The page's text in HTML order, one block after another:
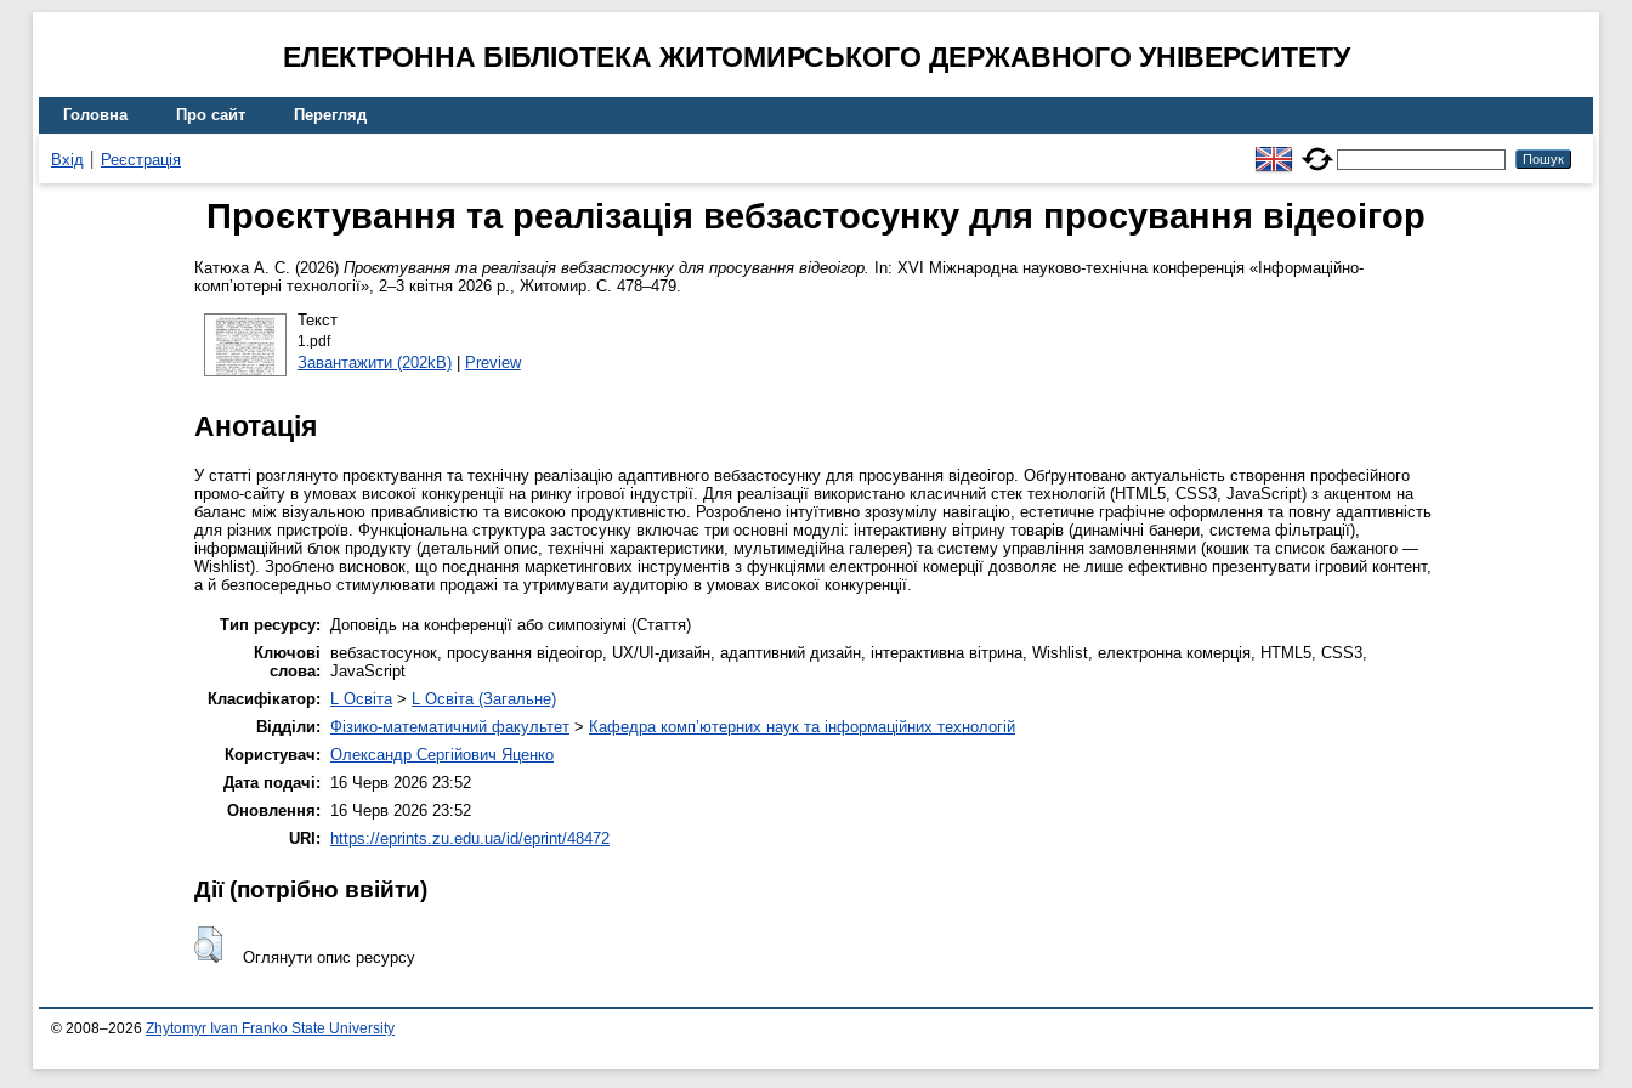
ЕЛЕКТРОННА БІБЛІОТЕКА ЖИТОМИРСЬКОГО ДЕРЖАВНОГО УНІВЕРСИТЕТУ
Головна Про сайт Перегляд
Вхід Реєстрація
Проєктування та реалізація вебзастосунку для просування відеоігор
Катюха А. С. (2026) Проєктування та реалізація вебзастосунку для просування відеоігор.
In: XVI Міжнародна науково-технічна конференція «Інформаційно-
комп’ютерні технології», 2–3 квітня 2026 р., Житомир. С. 478–479.
Текст
1.pdf
Завантажити (202kB)| Preview
Анотація
У статті розглянуто проєктування та технічну реалізацію адаптивного вебзастосунку для просування відеоігор. Обґрунтовано актуальність створення професійного
промо-сайту в умовах високої конкуренції на ринку ігрової індустрії. Для реалізації використано класичний стек технологій (HTML5, CSS3, JavaScript) з акцентом на
баланс між візуальною привабливістю та високою продуктивністю. Розроблено інтуїтивно зрозумілу навігацію, естетичне графічне оформлення та повну адаптивність
для різних пристроїв. Функціональна структура застосунку включає три основні модулі: інтерактивну вітрину товарів (динамічні банери, система фільтрації),
інформаційний блок продукту (детальний опис, технічні характеристики, мультимедійна галерея) та систему управління замовленнями (кошик та список бажаного —
Wishlist). Зроблено висновок, що поєднання маркетингових інструментів з функціями електронної комерції дозволяє не лише ефективно презентувати ігровий контент,
а й безпосередньо стимулювати продажі та утримувати аудиторію в умовах високої конкуренції.
Тип ресурсу:
Доповідь на конференції або симпозіумі (Стаття)
Ключові
слова:
вебзастосунок, просування відеоігор, UX/UI-дизайн, адаптивний дизайн, інтерактивна вітрина, Wishlist, електронна комерція, HTML5, CSS3,
JavaScript
Класифікатор:
L Освіта > L Освіта (Загальне)
Відділи: Фізико-математичний факультет > Кафедра комп’ютерних наук та інформаційних технологій
Користувач: Олександр Сергійович Яценко
Дата подачі:
16 Черв 2026 23:52
Оновлення:
16 Черв 2026 23:52
URI: https://eprints.zu.edu.ua/id/eprint/48472
Дії ​​(потрібно ввійти)
Оглянути опис ресурсу
© 2008–2026 Zhytomyr Ivan Franko State University